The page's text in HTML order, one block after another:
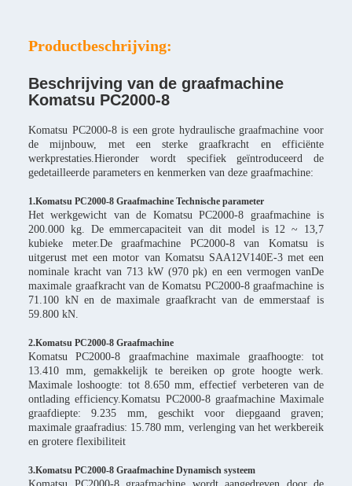
Productbeschrijving:
Beschrijving van de graafmachine
Komatsu PC2000-8
Komatsu PC2000-8 is een grote hydraulische graafmachine voor
de mijnbouw, met een sterke graafkracht en efficiënte
werkprestaties.Hieronder wordt specifiek geïntroduceerd de
gedetailleerde parameters en kenmerken van deze graafmachine:
1.Komatsu PC2000-8 Graafmachine Technische parameter
Het werkgewicht van de Komatsu PC2000-8 graafmachine is
200.000 kg. De emmercapaciteit van dit model is 12 ~ 13,7
kubieke meter.De graafmachine PC2000-8 van Komatsu is
uitgerust met een motor van Komatsu SAA12V140E-3 met een
nominale kracht van 713 kW (970 pk) en een vermogen vanDe
maximale graafkracht van de Komatsu PC2000-8 graafmachine is
71.100 kN en de maximale graafkracht van de emmerstaaf is
59.800 kN.
2.Komatsu PC2000-8 Graafmachine
Komatsu PC2000-8 graafmachine maximale graafhoogte: tot
13.410 mm, gemakkelijk te bereiken op grote hoogte werk.
Maximale loshoogte: tot 8.650 mm, effectief verbeteren van de
ontlading efficiency.Komatsu PC2000-8 graafmachine Maximale
graafdiepte: 9.235 mm, geschikt voor diepgaand graven;
maximale graafradius: 15.780 mm, verlenging van het werkbereik
en grotere flexibiliteit
3.Komatsu PC2000-8 Graafmachine Dynamisch systeem